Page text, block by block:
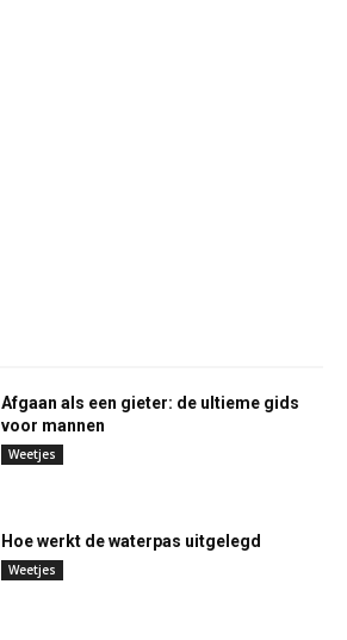
Afgaan als een gieter: de ultieme gids
voor mannen
Weetjes
Hoe werkt de waterpas uitgelegd
Weetjes